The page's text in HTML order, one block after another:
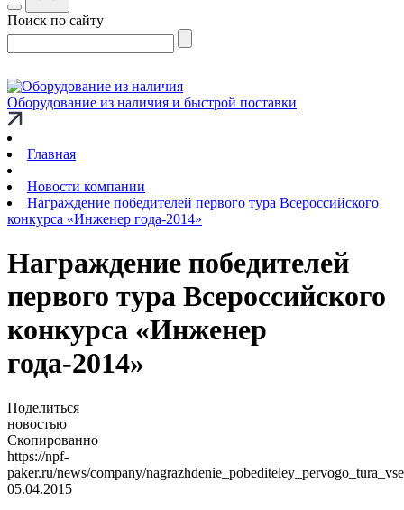
Поиск по сайту
Оборудование из наличия и быстрой поставки
Главная
Новости компании
Награждение победителей первого тура Всероссийского
конкурса «Инженер года-2014»
Награждение победителей
первого тура Всероссийского
конкурса «Инженер
года-2014»
Поделиться
новостью
Скопированно
https://npf-
paker.ru/news/company/
05.04.2015